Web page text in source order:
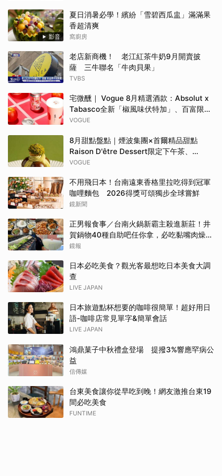
影音
夏日消暑必學！繽紛「雪碧西瓜盅」滿滿果
香超清爽
窩廚房
老店新商機！ 老江紅茶牛奶9月開賣披
薩 三牛聯名「牛肉貝果」
TVBS
宅微醺｜ Vogue 8月精選酒款：Absolut x
Tabasco全新「椒風味伏特加」、百富限定
「花時心藝限量禮盒」、WAT x 萬波「紅蘋
VOGUE
8月甜點盤點｜煙波集團×首爾精品甜點
Raison D'être Dessert限定下午茶、
Gelato pique cafe辻利茶舗聯名可麗餅、
VOGUE
不用飛日本！台南遠東香格里拉吃得到冠軍
咖哩麵包 2026得獎可頌獨步全球嘗鮮
鏡新聞
正男報食事／台南火鍋新霸主殺進新莊！井
賀鍋物40種自助吧任你拿，必吃黏嘴肉燥
飯、現做棉花糖
鏡報
日本必吃美食？觀光客最想吃日本美食大調
查
LIVE JAPAN
日本旅遊點杯想要的咖啡很簡單！超好用日
語-咖啡店常見單字&簡單會話
LIVE JAPAN
鴻鼎菓子中秋禮盒登場 提撥3%響應罕病公
益
信傳媒
台東美食讓你從早吃到晚！網友激推台東19
間必吃美食
FUNTIME